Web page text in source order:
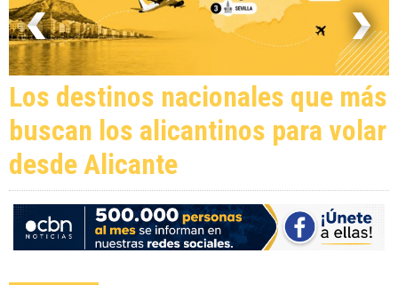
Los destinos nacionales que más
buscan los alicantinos para volar
desde Alicante